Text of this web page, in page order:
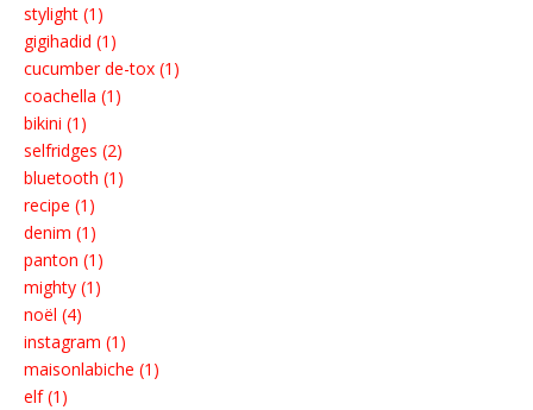
stylight (1)
gigihadid (1)
cucumber de-tox (1)
coachella (1)
bikini (1)
selfridges (2)
bluetooth (1)
recipe (1)
denim (1)
panton (1)
mighty (1)
noël (4)
instagram (1)
maisonlabiche (1)
elf (1)